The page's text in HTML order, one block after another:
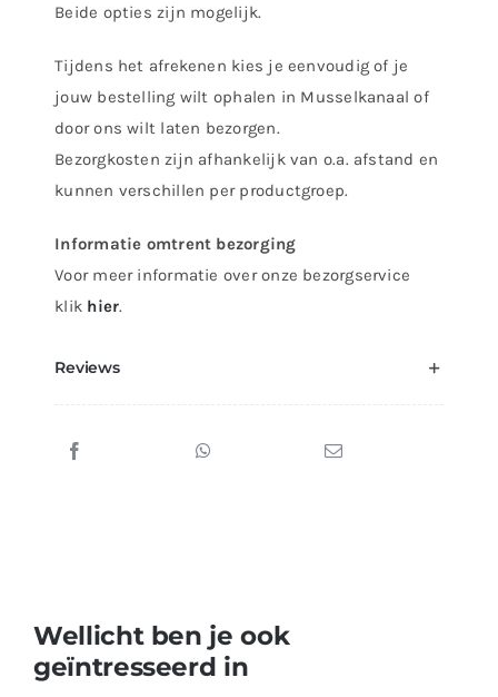
Beide opties zijn mogelijk.
Tijdens het afrekenen kies je eenvoudig of je
jouw bestelling wilt ophalen in Musselkanaal of
door ons wilt laten bezorgen.
Bezorgkosten zijn afhankelijk van o.a. afstand en
kunnen verschillen per productgroep.
Informatie omtrent bezorging
Voor meer informatie over onze bezorgservice
klik hier.
Reviews
Wellicht ben je ook
geïntresseerd in